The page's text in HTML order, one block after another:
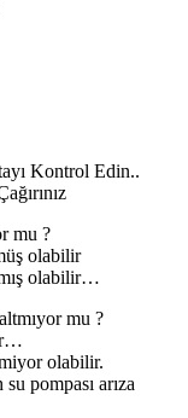
Kontrol Edin..
mu ?
olabilir
olabilir…
mu ?
olabilir.
pompası arıza